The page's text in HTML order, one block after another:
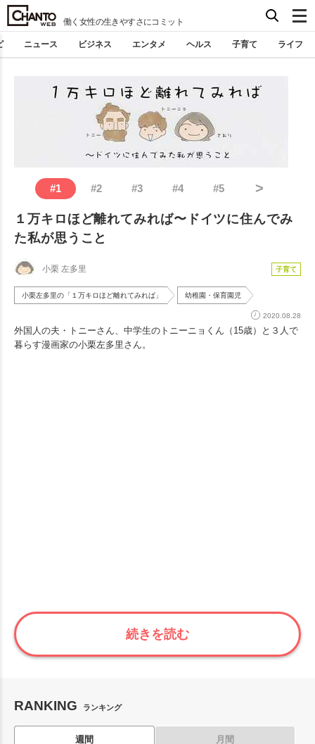
働く女性の生きやすさにコミット
ニュース ビジネス エンタメ ヘルス 子育て ライフ
#1 #2 #3 #4 #5 >
１万キロほど離れてみれば〜ドイツに住んでみ
た私が思うこと
小栗 左多里 子育て
小栗左多里の「１万キロほど離れてみれば」 幼稚園・保育園児
2020.08.28
外国人の夫・トニーさん、中学生のトニーニョくん（15歳）と３人で
暮らす漫画家の小栗左多里さん。
続きを読む
RANKING ランキング
週間 月間